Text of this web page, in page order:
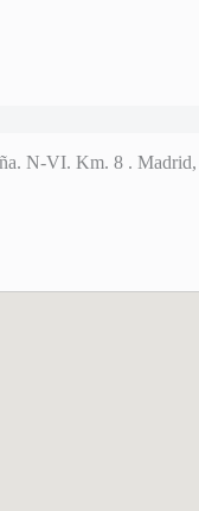
N-VI. Km. 8 . Madrid,